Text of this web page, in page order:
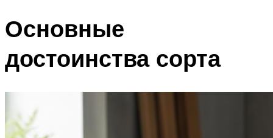
Основные
достоинства сорта